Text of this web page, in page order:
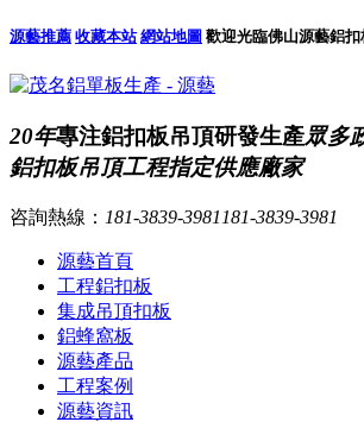
源藝推薦 收藏本站 網站地圖 歡迎光臨佛山源藝鋁扣
20年專注鋁扣板吊頂研發生產眾多
鋁扣板吊頂工程指定供應廠家
咨詢熱線： 181-3839-3981 181-3839-3981
源藝首頁
工程鋁扣板
集成吊頂扣板
鋁蜂窩板
源藝產品
工程案例
源藝資訊